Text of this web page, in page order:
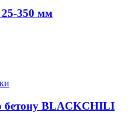
350 мм
BLACKCHILI